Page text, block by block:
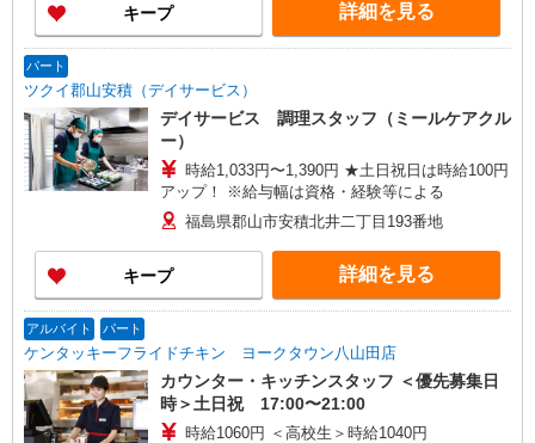
キープ 詳細を見る
パート
ツクイ郡山安積（デイサービス）
デイサービス 調理スタッフ（ミールケアクル
ー）
時給1,033円〜1,390円 ★土日祝日は時給100円
アップ！ ※給与幅は資格・経験等による
福島県郡山市安積北井二丁目193番地
キープ 詳細を見る
アルバイト パート
ケンタッキーフライドチキン ヨークタウン八山田店
カウンター・キッチンスタッフ ＜優先募集日
時＞土日祝 17:00〜21:00
時給1060円 ＜高校生＞時給1040円